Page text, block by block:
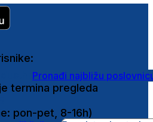
Pronađi najbližu
termina pregleda
pon-pet, 8-16h)